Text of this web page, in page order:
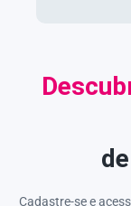
Cadastre-se e